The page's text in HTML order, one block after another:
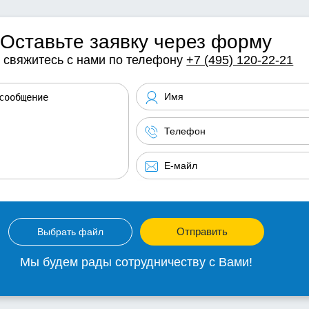
Оставьте заявку через форму
свяжитесь с нами по телефону+7 (495) 120-22-21
Выбрать файл Отправить
Мы будем рады сотрудничеству с Вами!